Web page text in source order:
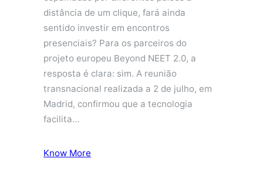
distância de um clique, fará ainda
sentido investir em encontros
presenciais? Para os parceiros do
projeto europeu Beyond NEET 2.0, a
resposta é clara: sim. A reunião
transnacional realizada a 2 de julho, em
Madrid, confirmou que a tecnologia
facilita…
Know More